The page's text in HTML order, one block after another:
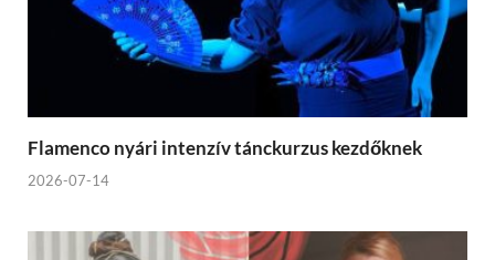
Flamenco nyári intenzív tánckurzus kezdőknek
2026-07-14